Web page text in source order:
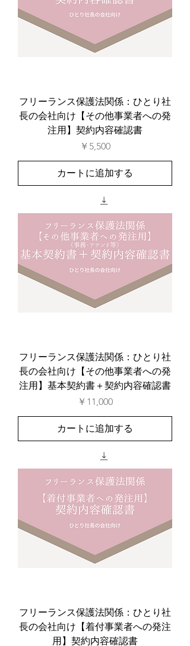
フリーランス保護法関係：ひとり社
長の会社向け【その他事業者への発
注用】契約内容確認書
価格
￥5,500
カートに追加する
フリーランス保護法関係：ひとり社
長の会社向け【その他事業者への発
注用】基本契約書＋契約内容確認書
価格
￥11,000
カートに追加する
フリーランス保護法関係：ひとり社
長の会社向け【着付事業者への発注
用】契約内容確認書